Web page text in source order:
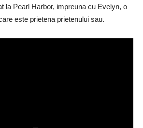
la Pearl Harbor, impreuna cu Evelyn, o
este prietena prietenului sau.